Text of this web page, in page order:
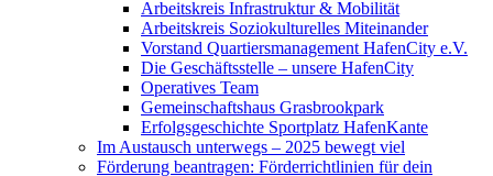
Arbeitskreis Infrastruktur & Mobilität
Arbeitskreis Soziokulturelles Miteinander
Vorstand Quartiersmanagement HafenCity e.V.
Die Geschäftsstelle – unsere HafenCity
Operatives Team
Gemeinschaftshaus Grasbrookpark
Erfolgsgeschichte Sportplatz HafenKante
Im Austausch unterwegs – 2025 bewegt viel
Förderung beantragen: Förderrichtlinien für dein